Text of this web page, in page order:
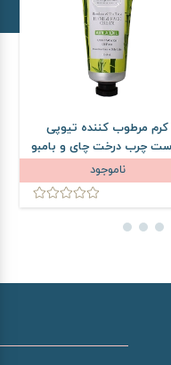
کرم مرطوب کننده تیوپی
چرب درخت چای و بامبو
سنس حجم 60 میلی لیتر
ناموجود